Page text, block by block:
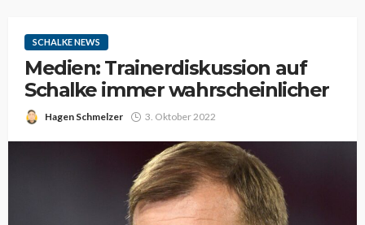
SCHALKE NEWS
Medien: Trainerdiskussion auf
Schalke immer wahrscheinlicher
Hagen Schmelzer 3. Oktober 2022